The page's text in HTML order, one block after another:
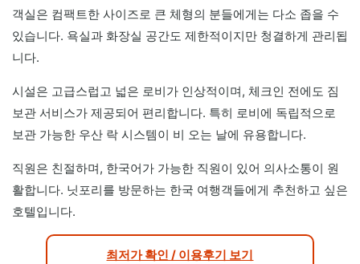
객실은 컴팩트한 사이즈로 큰 체형의 분들에게는 다소 좁을 수
있습니다. 욕실과 화장실 공간도 제한적이지만 청결하게 관리됩
니다.
시설은 고급스럽고 넓은 로비가 인상적이며, 체크인 전에도 짐
보관 서비스가 제공되어 편리합니다. 특히 로비에 독립적으로
보관 가능한 우산 락 시스템이 비 오는 날에 유용합니다.
직원은 친절하며, 한국어가 가능한 직원이 있어 의사소통이 원
활합니다. 닛포리를 방문하는 한국 여행객들에게 추천하고 싶은
호텔입니다.
최저가 확인 / 이용후기 보기